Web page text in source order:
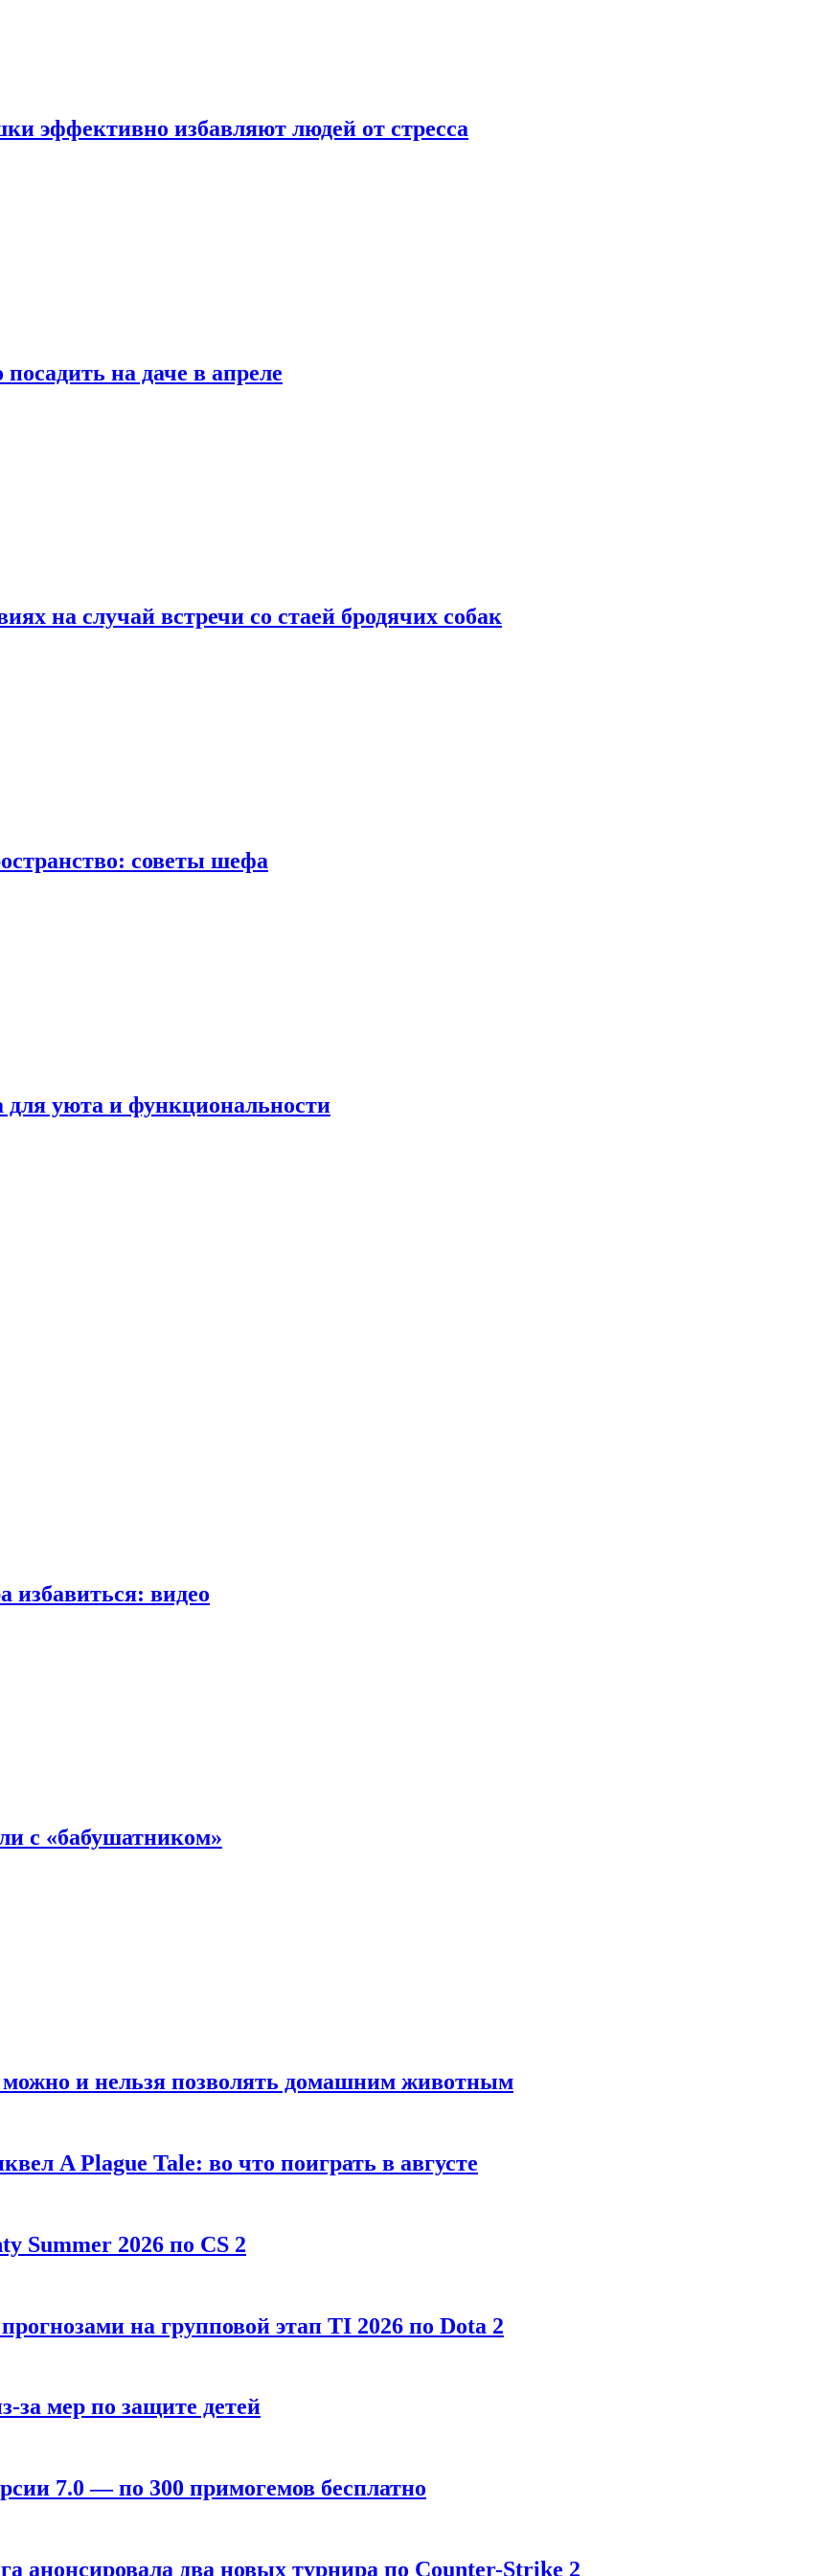
эффективно избавляют людей от стресса
на даче в апреле
на случай встречи со стаей бродячих собак
советы шефа
для уюта и функциональности
видео
с «бабушатником»
и нельзя позволять домашним животным
A Plague Tale: во что поиграть в августе
Summer 2026 по CS 2
на групповой этап TI 2026 по Dota 2
за мер по защите детей
7.0 — по 300 примогемов бесплатно
анонсировала два новых турнира по Counter-Strike 2